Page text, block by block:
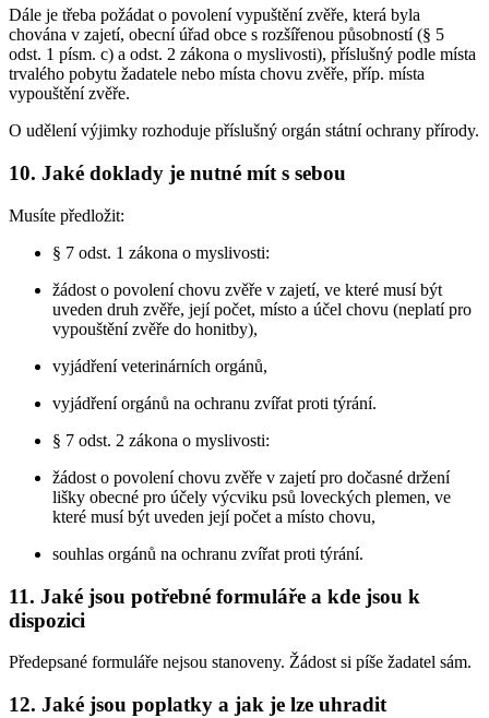
Dále je třeba požádat o povolení vypuštění zvěře, která byla
chována v zajetí, obecní úřad obce s rozšířenou působností (§ 5
odst. 1 písm. c) a odst. 2 zákona o myslivosti), příslušný podle místa
trvalého pobytu žadatele nebo místa chovu zvěře, příp. místa
vypouštění zvěře.
O udělení výjimky rozhoduje příslušný orgán státní ochrany přírody.
10. Jaké doklady je nutné mít s sebou
Musíte předložit:
§ 7 odst. 1 zákona o myslivosti:
žádost o povolení chovu zvěře v zajetí, ve které musí být
uveden druh zvěře, její počet, místo a účel chovu (neplatí pro
vypouštění zvěře do honitby),
vyjádření veterinárních orgánů,
vyjádření orgánů na ochranu zvířat proti týrání.
§ 7 odst. 2 zákona o myslivosti:
žádost o povolení chovu zvěře v zajetí pro dočasné držení
lišky obecné pro účely výcviku psů loveckých plemen, ve
které musí být uveden její počet a místo chovu,
souhlas orgánů na ochranu zvířat proti týrání.
11. Jaké jsou potřebné formuláře a kde jsou k
dispozici
Předepsané formuláře nejsou stanoveny. Žádost si píše žadatel sám.
12. Jaké jsou poplatky a jak je lze uhradit